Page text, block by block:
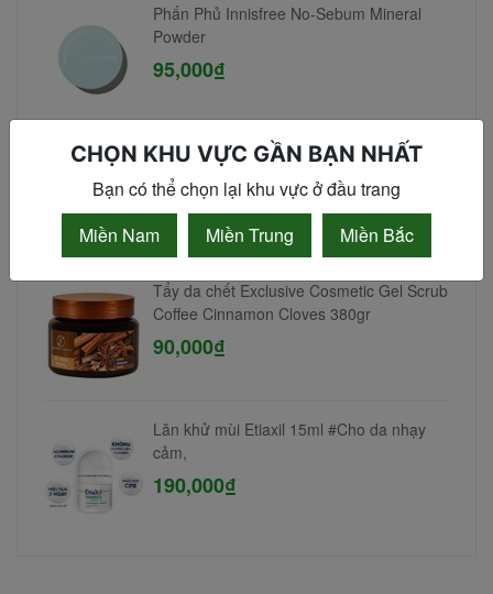
Phấn Phủ Innisfree No-Sebum Mineral
Powder
95,000₫
Sữa dưỡng thể Vaseline Body Lotion
725ml
180,000₫
Tẩy da chết Exclusive Cosmetic Gel Scrub
Coffee Cinnamon Cloves 380gr
90,000₫
Lăn khử mùi Etiaxil 15ml #Cho da nhạy
cảm,
190,000₫
CHỌN KHU VỰC GẦN BẠN NHẤT
Bạn có thể chọn lại khu vực ở đầu trang
Miền Nam
Miền Trung Miền Bắc